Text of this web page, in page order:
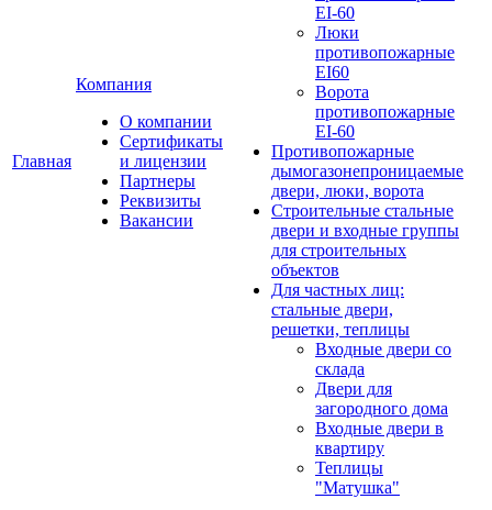
Главная
Компания
О компании
Сертификаты
и лицензии
Партнеры
Реквизиты
Вакансии
EI-60
Люки
противопожарные
EI60
Ворота
противопожарные
EI-60
Противопожарные
дымогазонепроницаемые
двери, люки, ворота
Строительные стальные
двери и входные группы
для строительных
объектов
Для частных лиц:
стальные двери,
решетки, теплицы
Входные двери со
склада
Двери для
загородного дома
Входные двери в
квартиру
Теплицы
"Матушка"